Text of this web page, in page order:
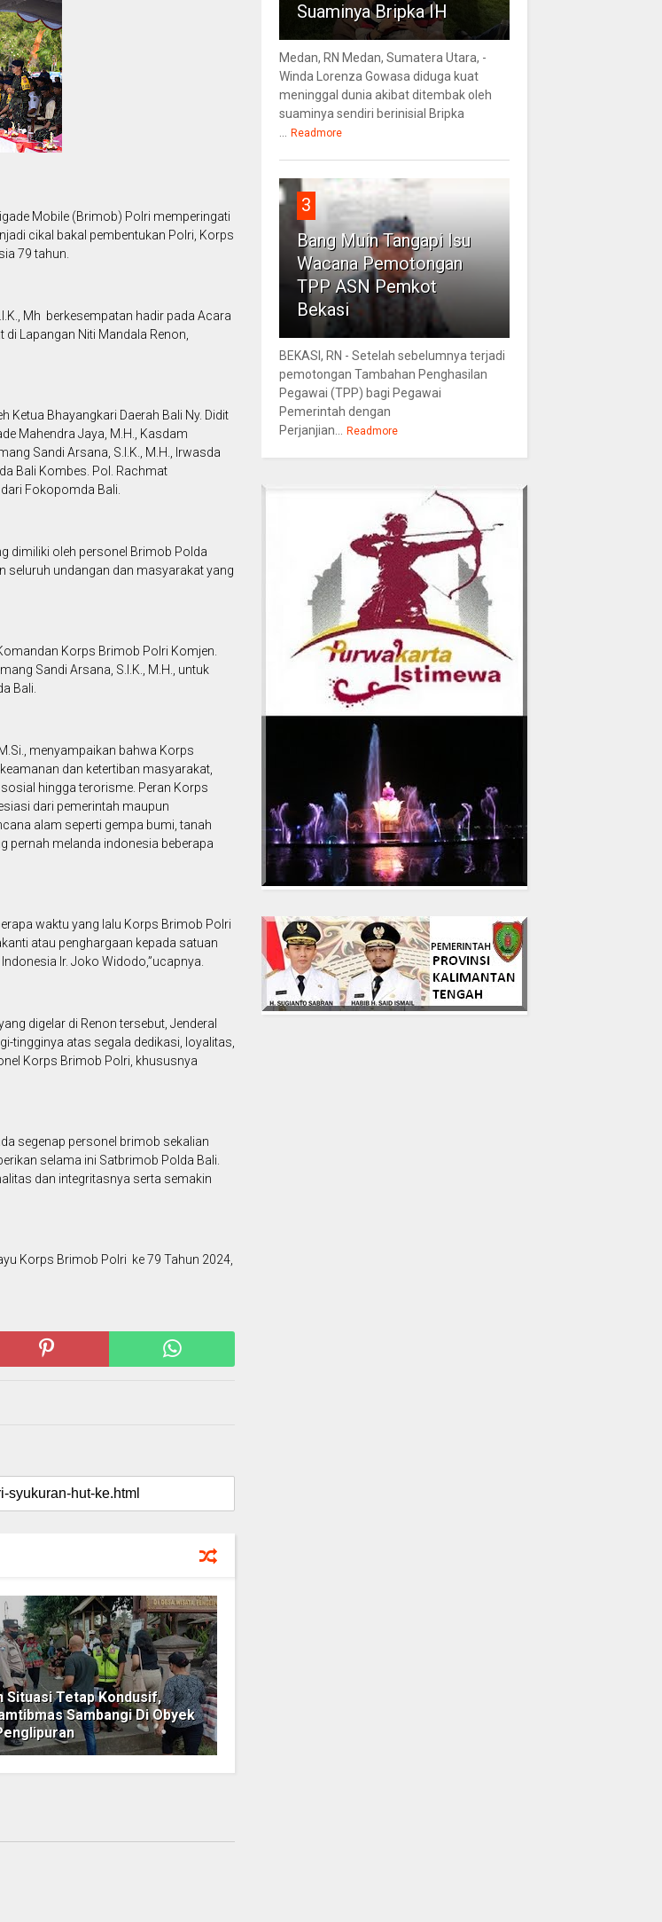
Mobile (Brimob) Polri memperingati
cikal bakal pembentukan Polri, Korps
79 tahun.
Mh berkesempatan hadir pada Acara
Lapangan Niti Mandala Renon,
Ketua Bhayangkari Daerah Bali Ny. Didit
Mahendra Jaya, M.H., Kasdam
Sandi Arsana, S.I.K., M.H., Irwasda
Bali Kombes. Pol. Rachmat
Fokopomda Bali.
dimiliki oleh personel Brimob Polda
seluruh undangan dan masyarakat yang
Korps Brimob Polri Komjen.
Sandi Arsana, S.I.K., M.H., untuk
Bali.
menyampaikan bahwa Korps
dan ketertiban masyarakat,
hingga terorisme. Peran Korps
dari pemerintah maupun
alam seperti gempa bumi, tanah
pernah melanda indonesia beberapa
waktu yang lalu Korps Brimob Polri
atau penghargaan kepada satuan
Ir. Joko Widodo,”ucapnya.
digelar di Renon tersebut, Jenderal
tingginya atas segala dedikasi, loyalitas,
Korps Brimob Polri, khususnya
segenap personel brimob sekalian
selama ini Satbrimob Polda Bali.
dan integritasnya serta semakin
Korps Brimob Polri ke 79 Tahun 2024,
Situasi Tetap Kondusif,
Sambangi Di Obyek
Suaminya Bripka IH
Medan, RN Medan, Sumatera Utara, -
Winda Lorenza Gowasa diduga kuat
meninggal dunia akibat ditembak oleh
suaminya sendiri berinisial Bripka
Readmore
3
Bang Muin Tangapi Isu
Wacana Pemotongan
TPP ASN Pemkot
Bekasi
BEKASI, RN - Setelah sebelumnya terjadi
pemotongan Tambahan Penghasilan
Pegawai (TPP) bagi Pegawai
Pemerintah dengan
Perjanjian...
Readmore